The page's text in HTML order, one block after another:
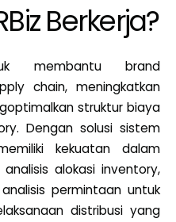
Berkerja?
membantu brand
chain, meningkatkan
struktur biaya
Dengan solusi sistem
kekuatan dalam
alokasi inventory,
permintaan untuk
distribusi yang